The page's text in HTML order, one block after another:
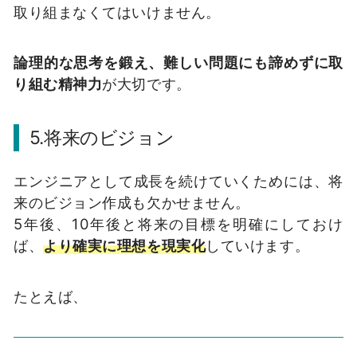
取り組まなくてはいけません。
論理的な思考を鍛え、難しい問題にも諦めずに取
り組む精神力が大切です。
5.将来のビジョン
エンジニアとして成長を続けていくためには、将
来のビジョン作成も欠かせません。
5年後、10年後と将来の目標を明確にしておけ
ば、より確実に理想を現実化していけます。
たとえば、